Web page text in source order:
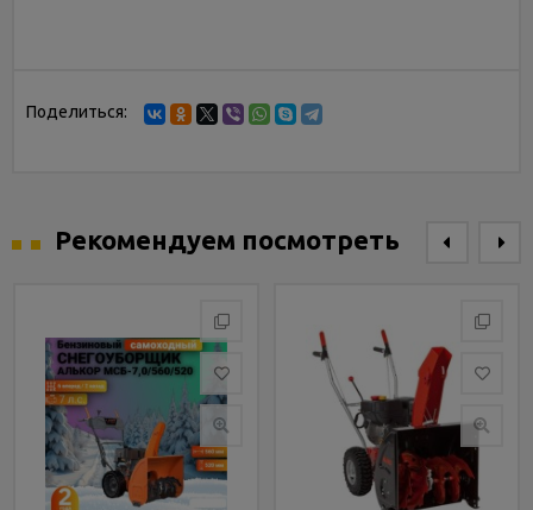
Поделиться:
Рекомендуем посмотреть